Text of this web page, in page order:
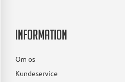
Information
Om os
Kundeservice